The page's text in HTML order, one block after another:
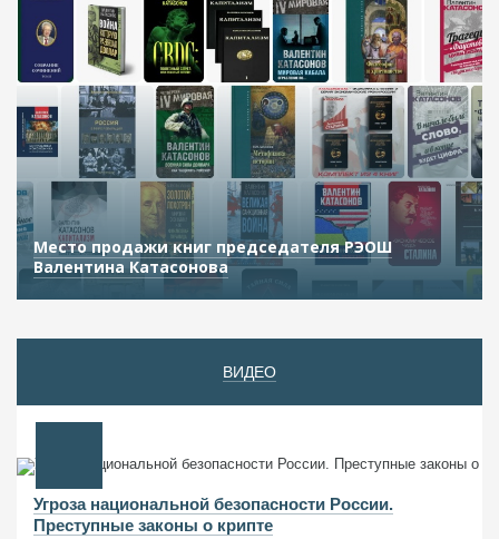
Место продажи книг председателя РЭОШ
Валентина Катасонова
ВИДЕО
Угроза национальной безопасности России.
Преступные законы о крипте